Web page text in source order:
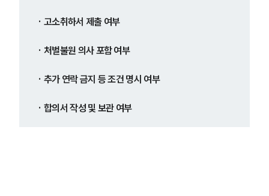
· 고소취하서 제출 여부
· 처벌불원 의사 포함 여부
· 추가 연락 금지 등 조건 명시 여부
· 합의서 작성 및 보관 여부